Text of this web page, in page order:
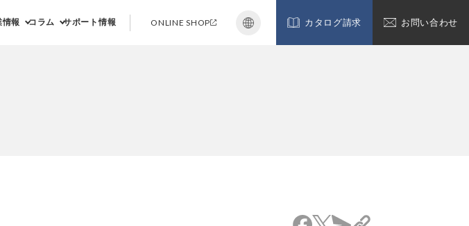
カタログ請求 お問い合わせ
情報 コラム サポート情報 ONLINE SHOP